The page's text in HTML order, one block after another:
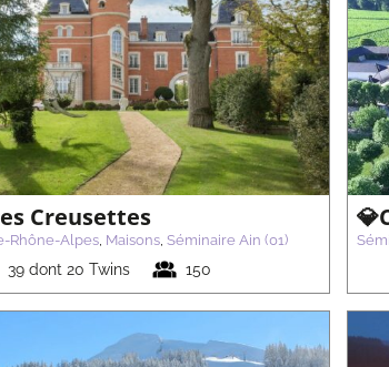
Creusettes
Rhône-Alpes, Maisons, Séminaire Ain (01)
39 dont 20 Twins 150
de Pizay et Spa
Rhône-Alpes Maisons Séminaire Rhône
(69)